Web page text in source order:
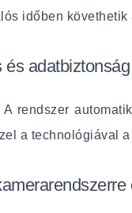
időben
és adatbiztonság
rendszer
a technológiával